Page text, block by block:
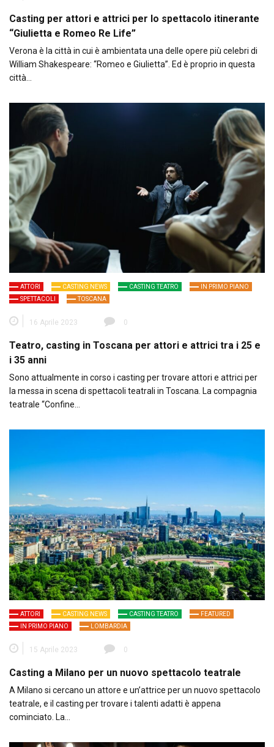
Casting per attori e attrici per lo spettacolo itinerante
“Giulietta e Romeo Re Life”
Verona è la città in cui è ambientata una delle opere più celebri di
William Shakespeare: “Romeo e Giulietta”. Ed è proprio in questa
città…
ATTORI CASTING NEWS CASTING TEATRO
IN PRIMO PIANO
SPETTACOLI
TOSCANA
16 Aprile 2023 0
Teatro, casting in Toscana per attori e attrici tra i 25 e
i 35 anni
Sono attualmente in corso i casting per trovare attori e attrici per
la messa in scena di spettacoli teatrali in Toscana. La compagnia
teatrale “Confine…
ATTORI CASTING NEWS CASTING TEATRO
FEATURED
IN PRIMO PIANO
LOMBARDIA
15 Aprile 2023 0
Casting a Milano per un nuovo spettacolo teatrale
A Milano si cercano un attore e un’attrice per un nuovo spettacolo
teatrale, e il casting per trovare i talenti adatti è appena
cominciato. La…